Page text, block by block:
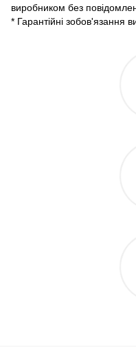
виробником без
* Гарантійні зобов'язання